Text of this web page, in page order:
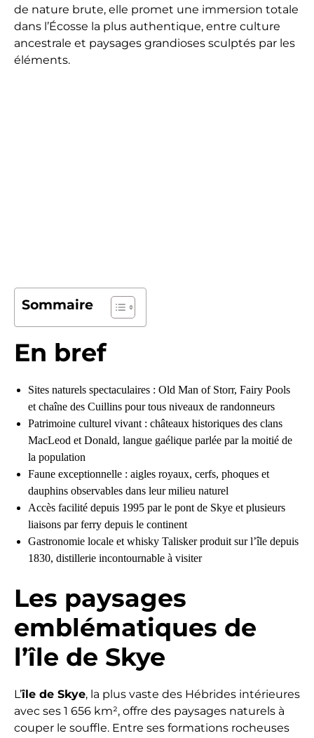
de nature brute, elle promet une immersion totale
dans l’Écosse la plus authentique, entre culture
ancestrale et paysages grandioses sculptés par les
éléments.
Sommaire
En bref
Sites naturels spectaculaires : Old Man of Storr, Fairy Pools
et chaîne des Cuillins pour tous niveaux de randonneurs
Patrimoine culturel vivant : châteaux historiques des clans
MacLeod et Donald, langue gaélique parlée par la moitié de
la population
Faune exceptionnelle : aigles royaux, cerfs, phoques et
dauphins observables dans leur milieu naturel
Accès facilité depuis 1995 par le pont de Skye et plusieurs
liaisons par ferry depuis le continent
Gastronomie locale et whisky Talisker produit sur l’île depuis
1830, distillerie incontournable à visiter
Les paysages
emblématiques de
l’île de Skye
L’île de Skye, la plus vaste des Hébrides intérieures
avec ses 1 656 km², offre des paysages naturels à
couper le souffle. Entre ses formations rocheuses